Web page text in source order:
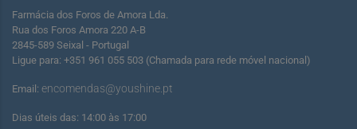
Farmácia dos Foros de Amora Lda.
Rua dos Foros Amora 220 A-B
2845-589 Seixal - Portugal
Ligue para: +351 961 055 503 (Chamada para rede móvel nacional)
Email: encomendas@youshine.pt
Dias úteis das: 14:00 às 17:00